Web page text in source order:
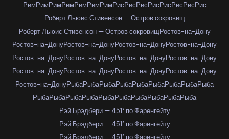
РимРимРимРимРимРимРимРисРисРисРисРисРисРисРис
Роберт Льюис Стивенсон — Остров сокровищ
Роберт Льюис Стивенсон — Остров сокровищРостов-на-Дону
Ростов-на-ДонуРостов-на-ДонуРостов-на-ДонуРостов-на-Дону
Ростов-на-ДонуРостов-на-ДонуРостов-на-ДонуРостов-на-Дону
Ростов-на-ДонуРостов-на-ДонуРостов-на-ДонуРостов-на-Дону
Ростов-на-ДонуРыбаРыбаРыбаРыбаРыбаРыбаРыбаРыбаРыба
РыбаРыбаРыбаРыбаРыбаРыбаРыбаРыбаРыбаРыба
Рэй Брэдбери — 451° по Фаренгейту
Рэй Брэдбери — 451° по Фаренгейту